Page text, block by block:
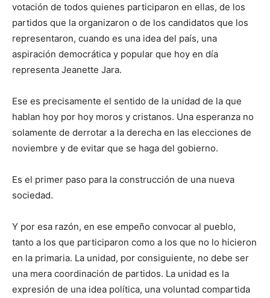
votación de todos quienes participaron en ellas, de los
partidos que la organizaron o de los candidatos que los
representaron, cuando es una idea del país, una
aspiración democrática y popular que hoy en día
representa Jeanette Jara.
Ese es precisamente el sentido de la unidad de la que
hablan hoy por hoy moros y cristanos. Una esperanza no
solamente de derrotar a la derecha en las elecciones de
noviembre y de evitar que se haga del gobierno.
Es el primer paso para la construcción de una nueva
sociedad.
Y por esa razón, en ese empeño convocar al pueblo,
tanto a los que participaron como a los que no lo hicieron
en la primaria. La unidad, por consiguiente, no debe ser
una mera coordinación de partidos. La unidad es la
expresión de una idea política, una voluntad compartida